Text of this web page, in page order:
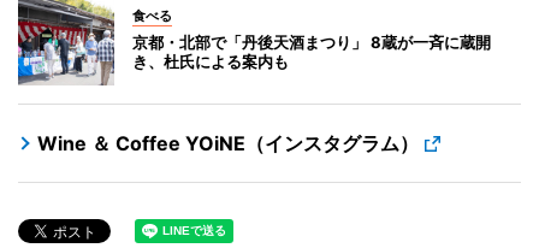
食べる
京都・北部で「丹後天酒まつり」 8蔵が一斉に蔵開
き、杜氏による案内も
Wine ＆ Coffee YOiNE（インスタグラム）